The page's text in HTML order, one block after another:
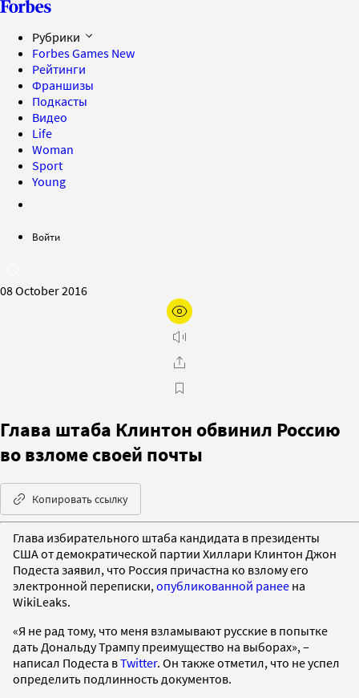
Рубрики
Forbes Games New
Рейтинги
Франшизы
Подкасты
Видео
Life
Woman
Sport
Young
Войти
08 October 2016
Глава штаба Клинтон обвинил Россию
во взломе своей почты
Копировать ссылку
Глава избирательного штаба кандидата в президенты
США от демократической партии Хиллари Клинтон Джон
Подеста заявил, что Россия причастна ко взлому его
электронной переписки, опубликованной ранее на
WikiLeaks.
«Я не рад тому, что меня взламывают русские в попытке
дать Дональду Трампу преимущество на выборах», –
написал Подеста вTwitter. Он также отметил, что не успел
определить подлинность документов.